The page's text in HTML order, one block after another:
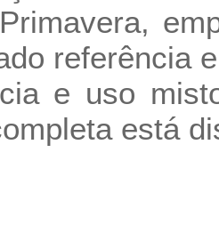
referência
e uso
está